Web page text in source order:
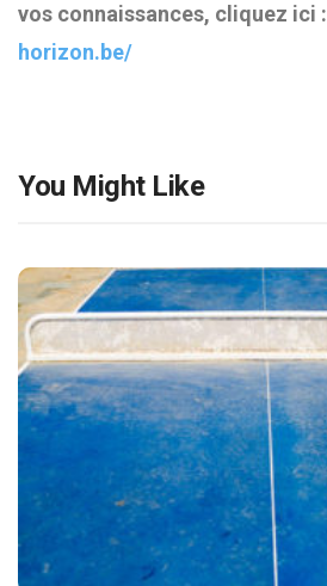
vos connaissances, cliquez ici :
horizon.be/
You Might Like